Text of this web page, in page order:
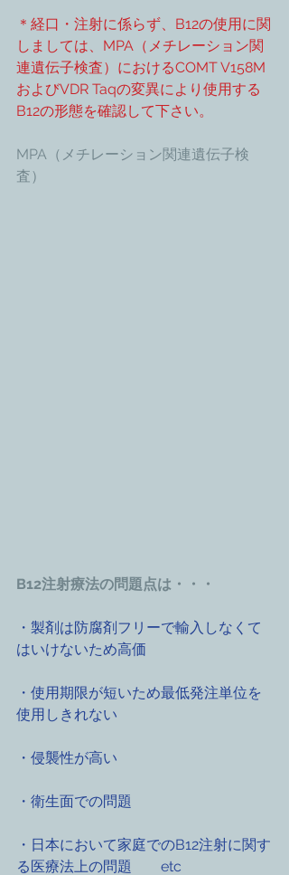
＊経口・注射に係らず、B12の使用に関
しましては、MPA（メチレーション関
連遺伝子検査）におけるCOMT V158M
およびVDR Taqの変異により使用する
B12の形態を確認して下さい。
MPA（メチレーション関連遺伝子検
査）
B12注射療法の問題点は・・・
・製剤は防腐剤フリーで輸入しなくて
はいけないため高価
・使用期限が短いため最低発注単位を
使用しきれない
・侵襲性が高い
・衛生面での問題
・日本において家庭でのB12注射に関す
る医療法上の問題　　etc